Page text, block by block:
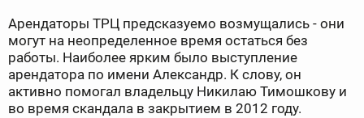
Арендаторы ТРЦ предсказуемо возмущались - они
могут на неопределенное время остаться без
работы. Наиболее ярким было выступление
арендатора по имени Александр. К слову, он
активно помогал владельцу Никилаю Тимошкову и
во время скандала в закрытием в 2012 году.